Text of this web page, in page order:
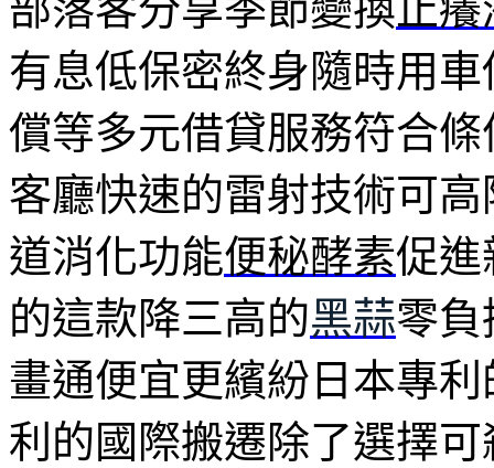
有息低保密終身隨時用
償等多元借貸服務符合
客廳快速的雷射技術可
道消化功能便秘酵素促進
的這款降三高的黑蒜零負
畫通便宜更繽紛日本專利
利的國際搬遷除了選擇